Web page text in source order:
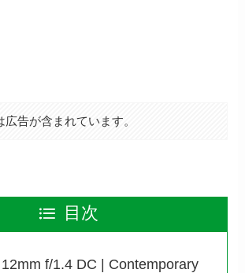
広告が含まれています。
目次
f/1.4 DC | Contemporary